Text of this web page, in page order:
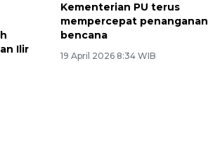
Ilir
Kementerian PU terus
mempercepat penanganan
bencana
19 April 2026 8:34 WIB